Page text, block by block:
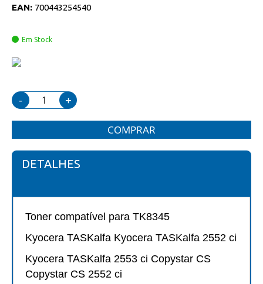
EAN: 700443254540
Em Stock
- +
COMPRAR
DETALHES
Toner compatível para TK8345
Kyocera TASKalfa Kyocera TASKalfa 2552 ci
Kyocera TASKalfa 2553 ci Copystar CS
Copystar CS 2552 ci